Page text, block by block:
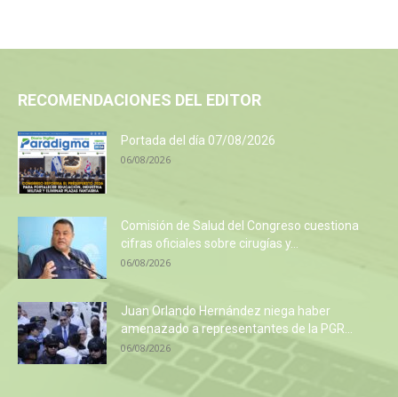
RECOMENDACIONES DEL EDITOR
Portada del día 07/08/2026
06/08/2026
Comisión de Salud del Congreso cuestiona
cifras oficiales sobre cirugías y...
06/08/2026
Juan Orlando Hernández niega haber
amenazado a representantes de la PGR...
06/08/2026